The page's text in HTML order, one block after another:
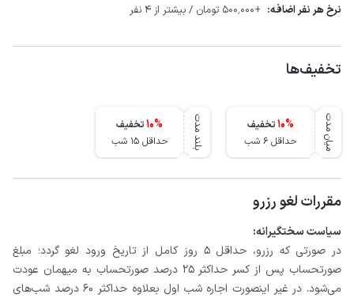
نرخ هر نفر اضافه: +500٬000 تومان / بیشتر از 4 نفر
تخفیف‌ها
میان مدت 10%
تخفیف
حداقل 6 شب
بلند مدت 10%
تخفیف
حداقل 15 شب
مقررات لغو رزرو
سیاست سختگیرانه:
در صورتی که رزرو، حداقل 5 روز کامل از تاریخ ورود لغو گردد؛ مبلغ
صورتحساب پس از کسر حداکثر 25 درصد صورتحساب به میهمان عودت
می‌شود. در غیر اینصورت اجاره شب اول بعلاوه حداکثر 60 درصد شب‌های